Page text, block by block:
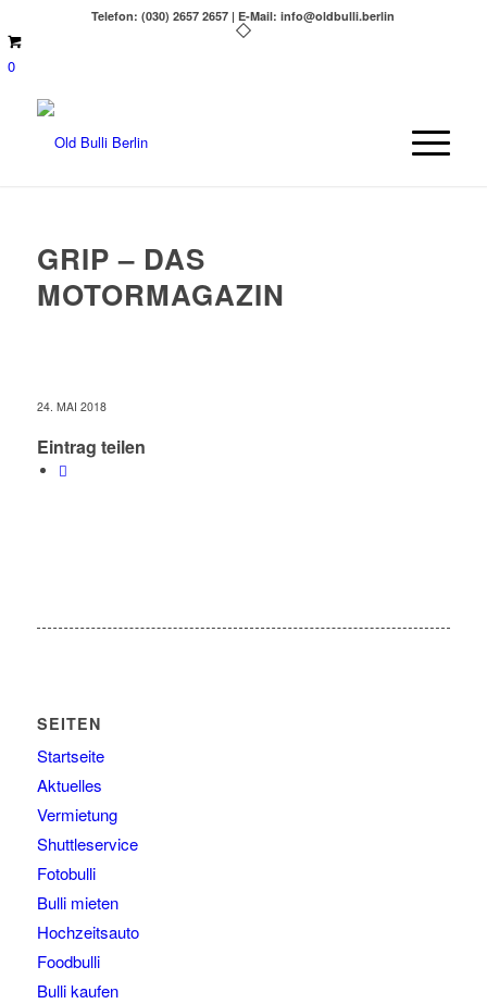
Telefon: (030) 2657 2657 | E-Mail: info@oldbulli.berlin
0
GRIP – DAS
MOTORMAGAZIN
24. MAI 2018
Eintrag teilen
SEITEN
Startseite
Aktuelles
Vermietung
Shuttleservice
Fotobulli
Bulli mieten
Hochzeitsauto
Foodbulli
Bulli kaufen